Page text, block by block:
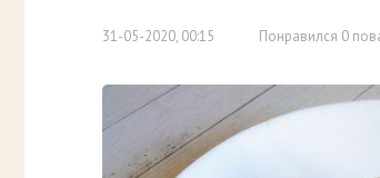
31-05-2020, 00:15 Понравился 0